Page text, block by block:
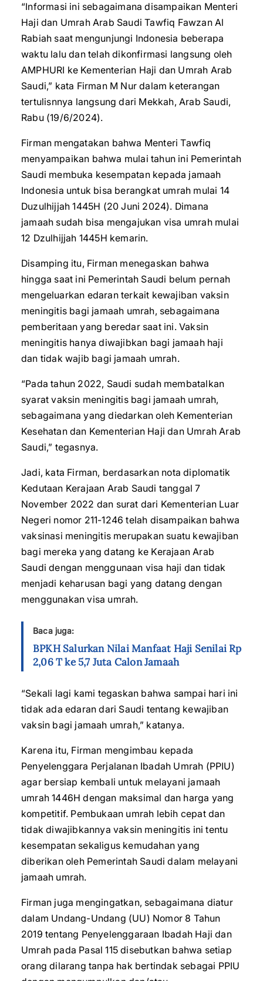
“Informasi ini sebagaimana disampaikan Menteri
Haji dan Umrah Arab Saudi Tawfiq Fawzan Al
Rabiah saat mengunjungi Indonesia beberapa
waktu lalu dan telah dikonfirmasi langsung oleh
AMPHURI ke Kementerian Haji dan Umrah Arab
Saudi,” kata Firman M Nur dalam keterangan
tertulisnnya langsung dari Mekkah, Arab Saudi,
Rabu (19/6/2024).
Firman mengatakan bahwa Menteri Tawfiq
menyampaikan bahwa mulai tahun ini Pemerintah
Saudi membuka kesempatan kepada jamaah
Indonesia untuk bisa berangkat umrah mulai 14
Duzulhijjah 1445H (20 Juni 2024). Dimana
jamaah sudah bisa mengajukan visa umrah mulai
12 Dzulhijjah 1445H kemarin.
Disamping itu, Firman menegaskan bahwa
hingga saat ini Pemerintah Saudi belum pernah
mengeluarkan edaran terkait kewajiban vaksin
meningitis bagi jamaah umrah, sebagaimana
pemberitaan yang beredar saat ini. Vaksin
meningitis hanya diwajibkan bagi jamaah haji
dan tidak wajib bagi jamaah umrah.
“Pada tahun 2022, Saudi sudah membatalkan
syarat vaksin meningitis bagi jamaah umrah,
sebagaimana yang diedarkan oleh Kementerian
Kesehatan dan Kementerian Haji dan Umrah Arab
Saudi,” tegasnya.
Jadi, kata Firman, berdasarkan nota diplomatik
Kedutaan Kerajaan Arab Saudi tanggal 7
November 2022 dan surat dari Kementerian Luar
Negeri nomor 211-1246 telah disampaikan bahwa
vaksinasi meningitis merupakan suatu kewajiban
bagi mereka yang datang ke Kerajaan Arab
Saudi dengan menggunaan visa haji dan tidak
menjadi keharusan bagi yang datang dengan
menggunakan visa umrah.
Baca juga:
BPKH Salurkan Nilai Manfaat Haji Senilai Rp
2,06 T ke 5,7 Juta Calon Jamaah
“Sekali lagi kami tegaskan bahwa sampai hari ini
tidak ada edaran dari Saudi tentang kewajiban
vaksin bagi jamaah umrah,” katanya.
Karena itu, Firman mengimbau kepada
Penyelenggara Perjalanan Ibadah Umrah (PPIU)
agar bersiap kembali untuk melayani jamaah
umrah 1446H dengan maksimal dan harga yang
kompetitif. Pembukaan umrah lebih cepat dan
tidak diwajibkannya vaksin meningitis ini tentu
kesempatan sekaligus kemudahan yang
diberikan oleh Pemerintah Saudi dalam melayani
jamaah umrah.
Firman juga mengingatkan, sebagaimana diatur
dalam Undang-Undang (UU) Nomor 8 Tahun
2019 tentang Penyelenggaraan Ibadah Haji dan
Umrah pada Pasal 115 disebutkan bahwa setiap
orang dilarang tanpa hak bertindak sebagai PPIU